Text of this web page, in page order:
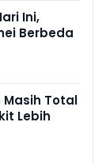
Ini,
Berbeda
Masih Total
Lebih